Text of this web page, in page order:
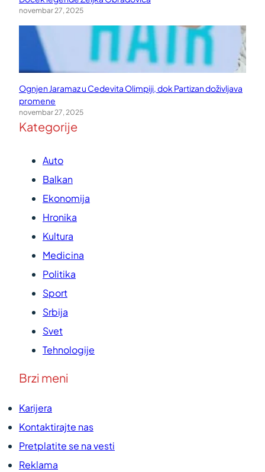
novembar 27, 2025
Ognjen Jaramaz u Cedevita Olimpiji, dok Partizan doživljava
promene
novembar 27, 2025
Kategorije
Auto
Balkan
Ekonomija
Hronika
Kultura
Medicina
Politika
Sport
Srbija
Svet
Tehnologije
Brzi meni
Karijera
Kontaktirajte nas
Pretplatite se na vesti
Reklama